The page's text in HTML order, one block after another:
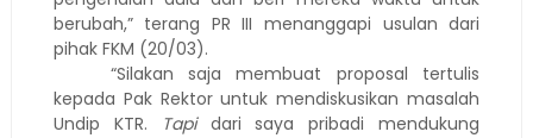
berubah,” terang PR III menanggapi usulan dari
pihak FKM (20/03).
“Silakan saja membuat proposal tertulis
kepada Pak Rektor untuk mendiskusikan masalah
Undip KTR.
Tapidari saya pribadi mendukung